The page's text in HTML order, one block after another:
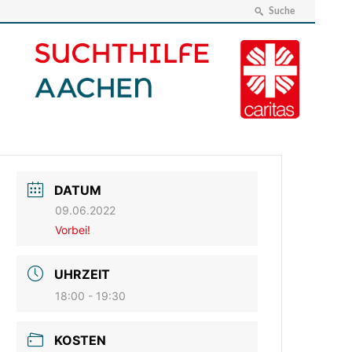
Suche
DATUM
09.06.2022
Vorbei!
UHRZEIT
18:00 - 19:30
KOSTEN